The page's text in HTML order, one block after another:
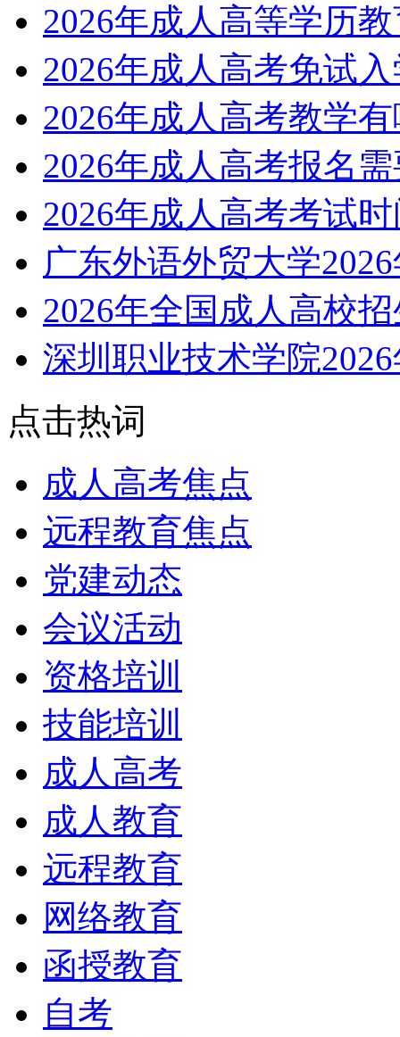
2026年成人高等学历
2026年成人高考免试
2026年成人高考教学
2026年成人高考报名
2026年成人高考考试
广东外语外贸大学
2026年全国成人高校
深圳职业技术学院
点击热词
成人高考焦点
远程教育焦点
党建动态
会议活动
资格培训
技能培训
成人高考
成人教育
远程教育
网络教育
函授教育
自考